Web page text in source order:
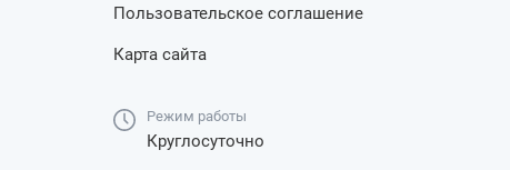
Пользовательское соглашение
Карта сайта
Режим работы
Круглосуточно